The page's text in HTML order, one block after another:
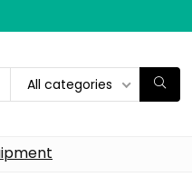
All categories